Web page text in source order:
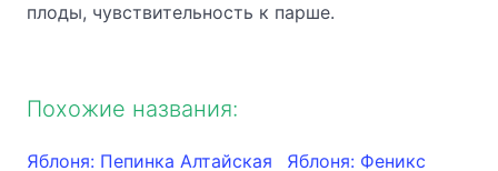
плоды, чувствительность к парше.
Похожие названия:
Яблоня: Пепинка Алтайская Яблоня: Феникс